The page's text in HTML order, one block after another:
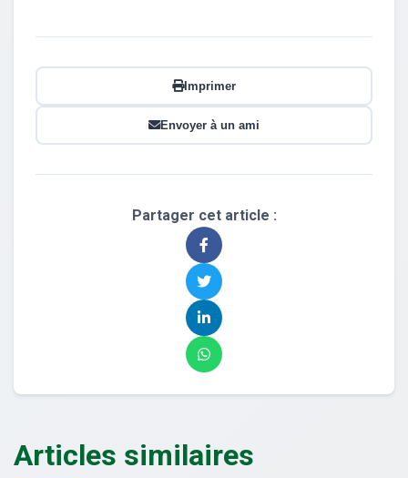
Imprimer
Envoyer à un ami
Partager cet article :
Articles similaires